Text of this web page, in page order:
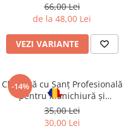
66,00 Lei
de la 48,00 Lei
VEZI VARIANTE
-14%
Chiuretă cu Șanț Profesională
pentru Manichiură și
Pedichiură C 2 mm CHIRA
35,00 Lei
30,00 Lei